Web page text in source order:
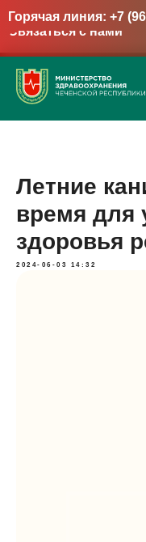
Горячая линия: +7
Связаться с нами
→
Летние
время для
здоровья
2024-06-03 14:32